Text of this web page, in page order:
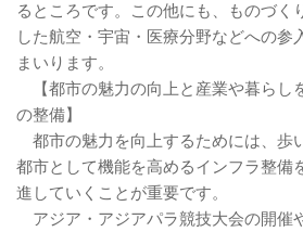
るところです。この他にも、ものづく
した航空・宇宙・医療分野などへの参
まいります。
【都市の魅力の向上と産業や暮らし
の整備】
都市の魅力を向上するためには、歩
都市として機能を高めるインフラ整備
進していくことが重要です。
アジア・アジアパラ競技大会の開催